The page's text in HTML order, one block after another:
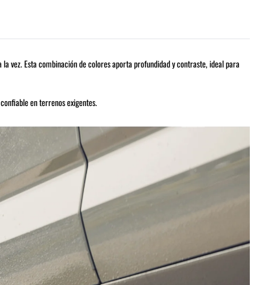
la vez. Esta combinación de colores aporta profundidad y contraste, ideal para
en terrenos exigentes.